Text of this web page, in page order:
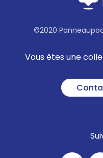
©2020
Vous êtes une